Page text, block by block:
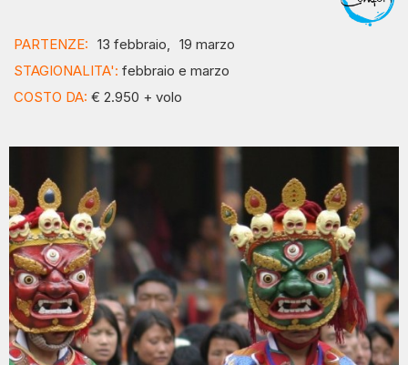
PARTENZE: 13 febbraio, 19 marzo
STAGIONALITA': febbraio e marzo
COSTO DA: € 2.950 + volo